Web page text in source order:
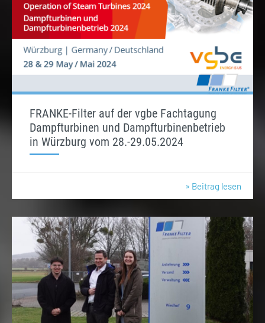
FRANKE-Filter auf der vgbe Fachtagung
Dampfturbinen und Dampfturbinenbetrieb
in Würzburg vom 28.-29.05.2024
» Beitrag lesen